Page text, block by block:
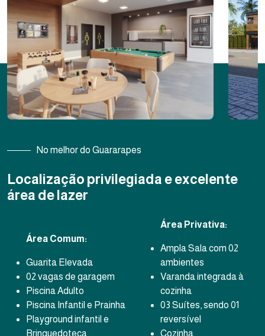
No melhor do Guararapes
Localização privilegiada e excelente
área de lazer
Área Comum:
Guarita Elevada
02 vagas de garagem
Piscina Adulto
Piscina Infantil e Prainha
Playground infantil e
Brinquedoteca
Área Privativa:
Ampla Sala com 02
ambientes
Varanda integrada à
cozinha
03 Suítes, sendo 01
reversível
Cozinha